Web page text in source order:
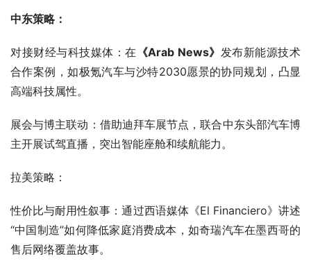
中东策略：
对接财经与科技媒体：在 《Arab News》 发布新能源技术
合作案例，如极氪汽车与沙特2030愿景的协同规划，凸显
高端科技属性。
展会与博主联动：借助迪拜车展节点，联合中东头部汽车博
主开展试驾直播，突出智能座舱和续航能力。
拉美策略：
性价比与耐用性叙事：通过西语媒体《El Financiero》讲述
“中国制造”如何降低家庭消费成本，如奇瑞汽车在墨西哥的
售后网络覆盖故事。